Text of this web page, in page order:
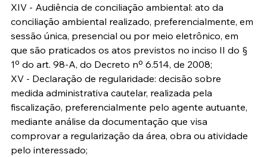
XIV - Audiência de conciliação ambiental: ato da
conciliação ambiental realizado, preferencialmente, em
sessão única, presencial ou por meio eletrônico, em
que são praticados os atos previstos no inciso II do §
1º do art. 98-A, do Decreto nº 6.514, de 2008;
XV - Declaração de regularidade: decisão sobre
medida administrativa cautelar, realizada pela
fiscalização, preferencialmente pelo agente autuante,
mediante análise da documentação que visa
comprovar a regularização da área, obra ou atividade
pelo interessado;